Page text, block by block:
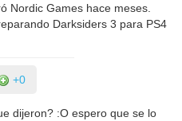
Nordic Games hace meses.
Darksiders 3 para PS4
+0
dijeron? :O espero que se lo